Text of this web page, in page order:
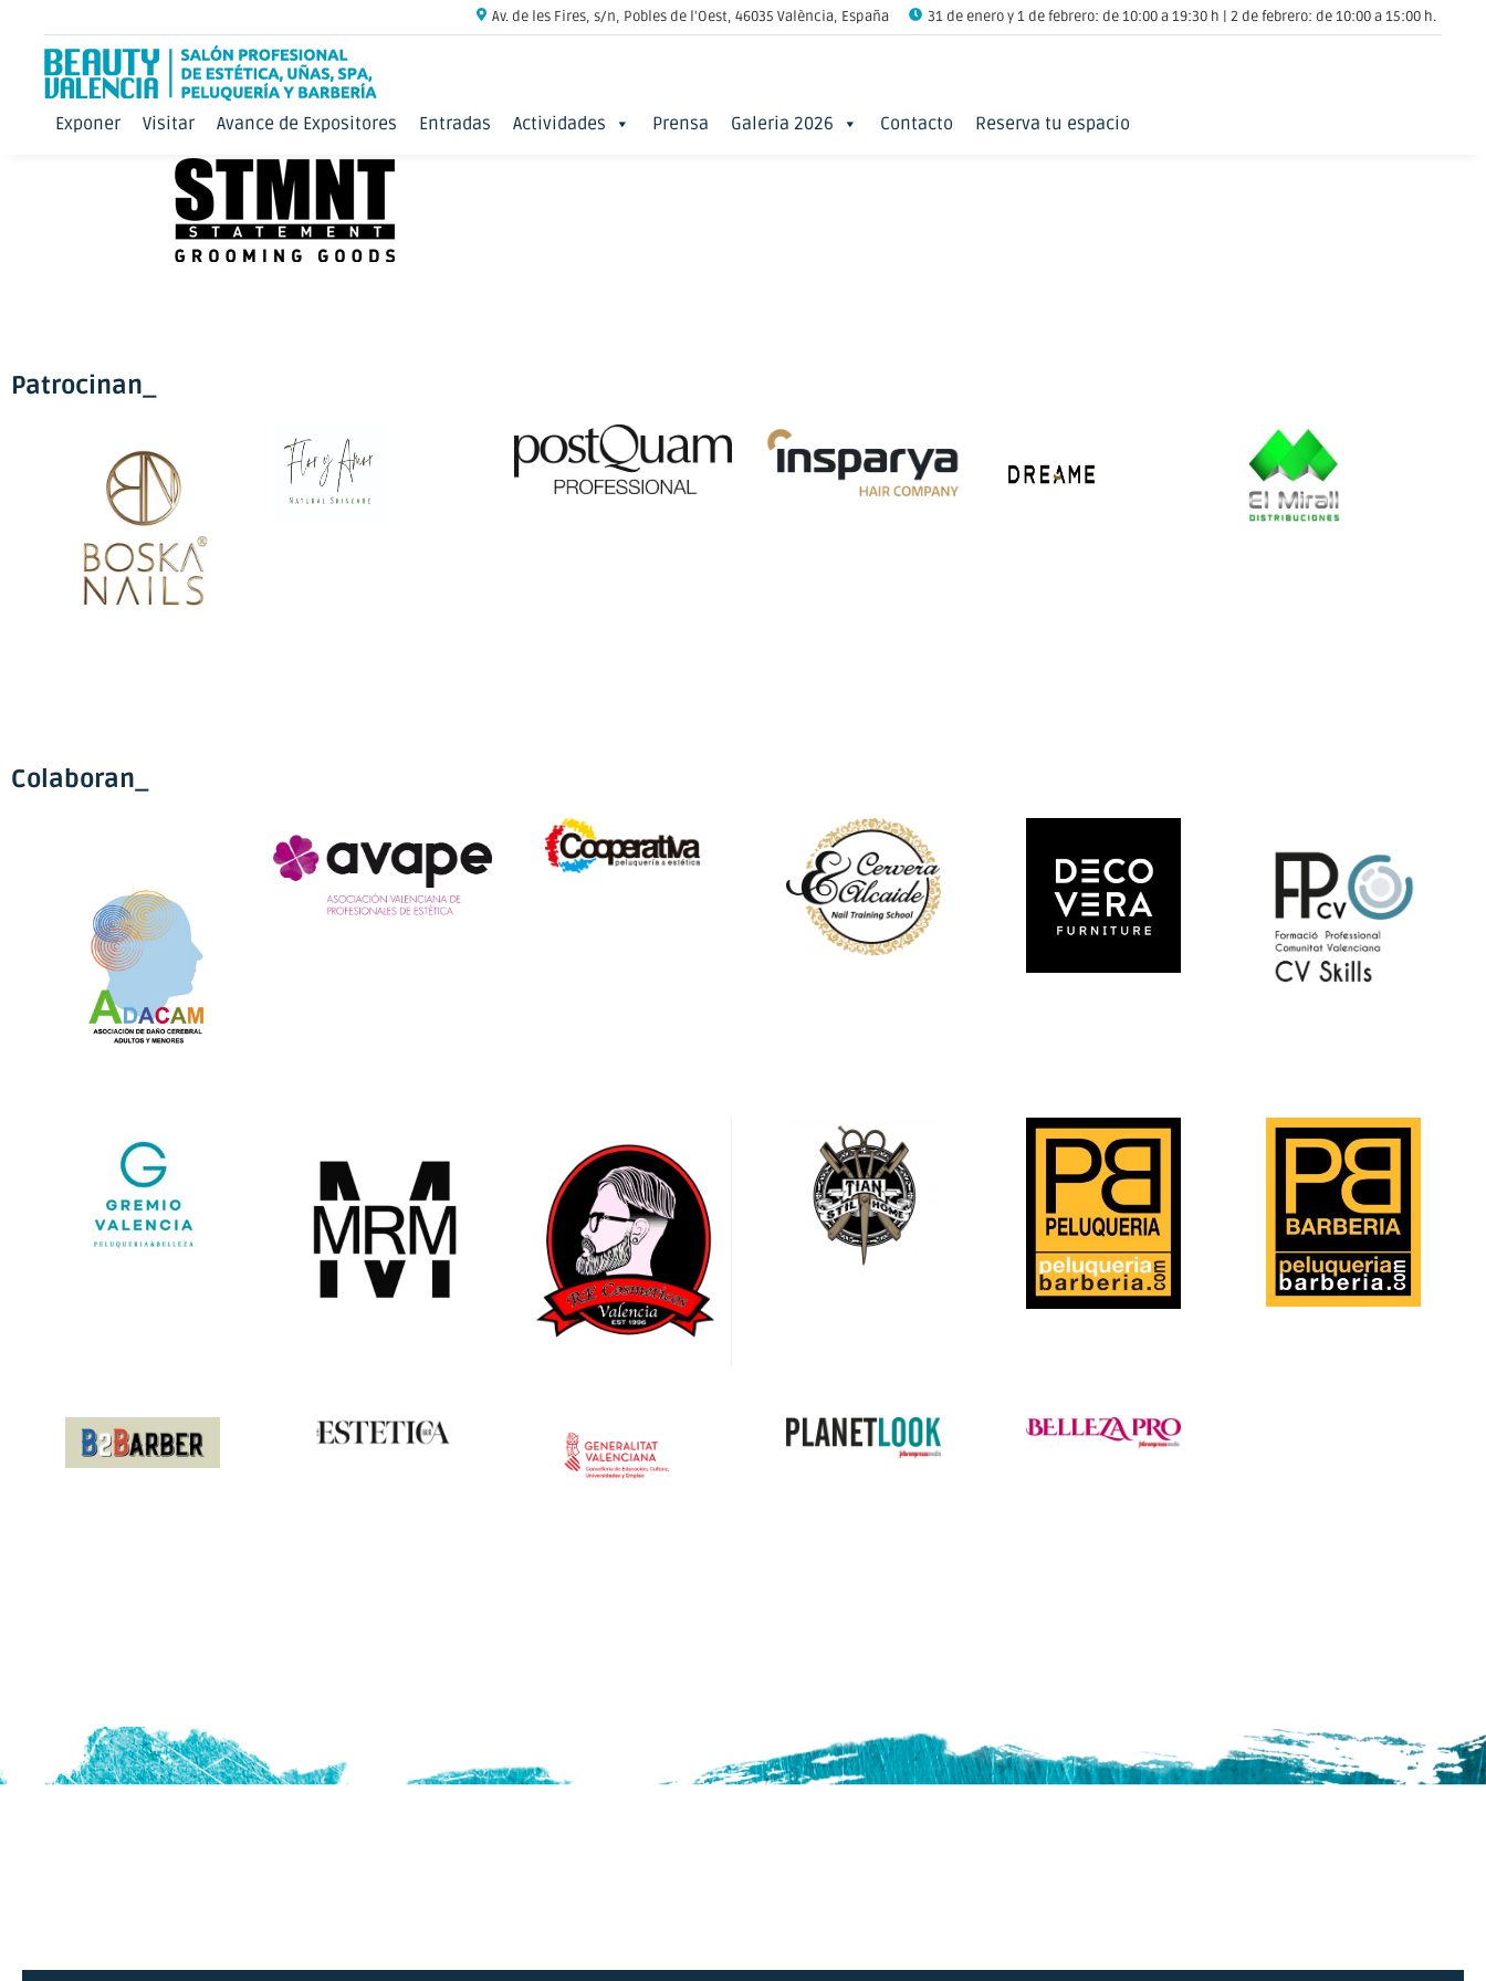
Av. de les Fires, s/n, Pobles de l'Oest, 46035 València, España 31 de enero y 1 de febrero: de 10:00 a 19:30 h | 2 de febrero: de 10:00 a 15:00 h.
Exponer Visitar Avance de Expositores Entradas Actividades Prensa Galeria 2026 Contacto Reserva tu espacio
Patrocinan_
Colaboran_